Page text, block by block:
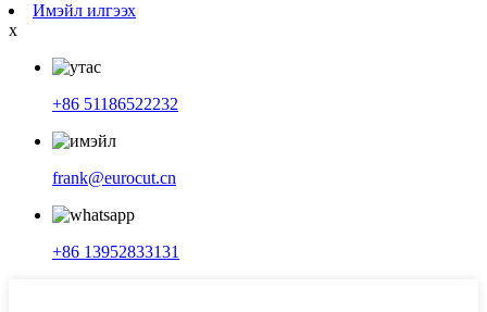
Имэйл илгээх
x
+86 51186522232
frank@eurocut.cn
+86 13952833131